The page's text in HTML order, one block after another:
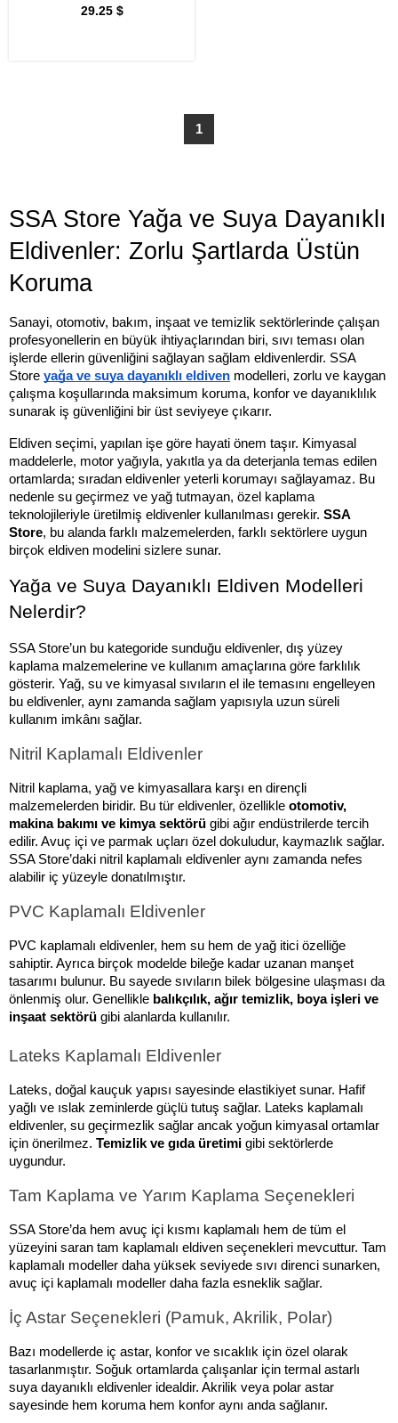
29.25 $
1
SSA Store Yağa ve Suya Dayanıklı
Eldivenler: Zorlu Şartlarda Üstün
Koruma
Sanayi, otomotiv, bakım, inşaat ve temizlik sektörlerinde çalışan
profesyonellerin en büyük ihtiyaçlarından biri, sıvı teması olan
işlerde ellerin güvenliğini sağlayan sağlam eldivenlerdir. SSA
Store yağa ve suya dayanıklı eldiven modelleri, zorlu ve kaygan
çalışma koşullarında maksimum koruma, konfor ve dayanıklılık
sunarak iş güvenliğini bir üst seviyeye çıkarır.
Eldiven seçimi, yapılan işe göre hayati önem taşır. Kimyasal
maddelerle, motor yağıyla, yakıtla ya da deterjanla temas edilen
ortamlarda; sıradan eldivenler yeterli korumayı sağlayamaz. Bu
nedenle su geçirmez ve yağ tutmayan, özel kaplama
teknolojileriyle üretilmiş eldivenler kullanılması gerekir. SSA
Store, bu alanda farklı malzemelerden, farklı sektörlere uygun
birçok eldiven modelini sizlere sunar.
Yağa ve Suya Dayanıklı Eldiven Modelleri
Nelerdir?
SSA Store’un bu kategoride sunduğu eldivenler, dış yüzey
kaplama malzemelerine ve kullanım amaçlarına göre farklılık
gösterir. Yağ, su ve kimyasal sıvıların el ile temasını engelleyen
bu eldivenler, aynı zamanda sağlam yapısıyla uzun süreli
kullanım imkânı sağlar.
Nitril Kaplamalı Eldivenler
Nitril kaplama, yağ ve kimyasallara karşı en dirençli
malzemelerden biridir. Bu tür eldivenler, özellikle otomotiv,
makina bakımı ve kimya sektörü gibi ağır endüstrilerde tercih
edilir. Avuç içi ve parmak uçları özel dokuludur, kaymazlık sağlar.
SSA Store’daki nitril kaplamalı eldivenler aynı zamanda nefes
alabilir iç yüzeyle donatılmıştır.
PVC Kaplamalı Eldivenler
PVC kaplamalı eldivenler, hem su hem de yağ itici özelliğe
sahiptir. Ayrıca birçok modelde bileğe kadar uzanan manşet
tasarımı bulunur. Bu sayede sıvıların bilek bölgesine ulaşması da
önlenmiş olur. Genellikle balıkçılık, ağır temizlik, boya işleri ve
inşaat sektörü gibi alanlarda kullanılır.
Lateks Kaplamalı Eldivenler
Lateks, doğal kauçuk yapısı sayesinde elastikiyet sunar. Hafif
yağlı ve ıslak zeminlerde güçlü tutuş sağlar. Lateks kaplamalı
eldivenler, su geçirmezlik sağlar ancak yoğun kimyasal ortamlar
için önerilmez. Temizlik ve gıda üretimi gibi sektörlerde
uygundur.
Tam Kaplama ve Yarım Kaplama Seçenekleri
SSA Store’da hem avuç içi kısmı kaplamalı hem de tüm el
yüzeyini saran tam kaplamalı eldiven seçenekleri mevcuttur. Tam
kaplamalı modeller daha yüksek seviyede sıvı direnci sunarken,
avuç içi kaplamalı modeller daha fazla esneklik sağlar.
İç Astar Seçenekleri (Pamuk, Akrilik, Polar)
Bazı modellerde iç astar, konfor ve sıcaklık için özel olarak
tasarlanmıştır. Soğuk ortamlarda çalışanlar için termal astarlı
suya dayanıklı eldivenler idealdir. Akrilik veya polar astar
sayesinde hem koruma hem konfor aynı anda sağlanır.